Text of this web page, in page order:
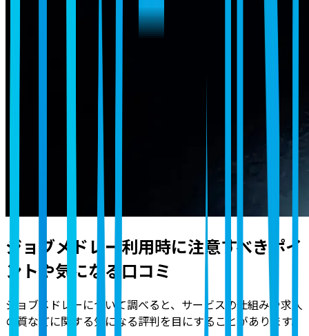
ジョブメドレー利用時に注意すべきポイ
ントや気になる口コミ
ジョブメドレーについて調べると、サービスの仕組みや求人
の質などに関する気になる評判を目にすることがあります。